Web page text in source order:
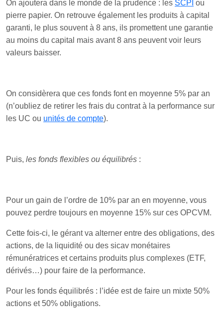
On ajoutera dans le monde de la prudence : les SCPI ou
pierre papier. On retrouve également les produits à capital
garanti, le plus souvent à 8 ans, ils promettent une garantie
au moins du capital mais avant 8 ans peuvent voir leurs
valeurs baisser.
On considèrera que ces fonds font en moyenne 5% par an
(n’oubliez de retirer les frais du contrat à la performance sur
les UC ou unités de compte).
Puis, les fonds flexibles ou équilibrés :
Pour un gain de l’ordre de 10% par an en moyenne, vous
pouvez perdre toujours en moyenne 15% sur ces OPCVM.
Cette fois-ci, le gérant va alterner entre des obligations, des
actions, de la liquidité ou des sicav monétaires
rémunératrices et certains produits plus complexes (ETF,
dérivés…) pour faire de la performance.
Pour les fonds équilibrés : l’idée est de faire un mixte 50%
actions et 50% obligations.